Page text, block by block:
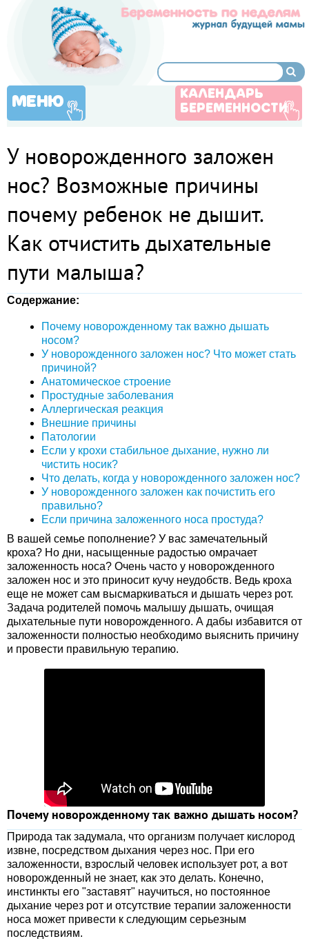
МЕНЮ
КАЛЕНДАРЬ
БЕРЕМЕННОСТИ
У новорожденного заложен
нос? Возможные причины
почему ребенок не дышит.
Как отчистить дыхательные
пути малыша?
Содержание:
Почему новорожденному так важно дышать
носом?
У новорожденного заложен нос? Что может стать
причиной?
Анатомическое строение
Простудные заболевания
Аллергическая реакция
Внешние причины
Патологии
Если у крохи стабильное дыхание, нужно ли
чистить носик?
Что делать, когда у новорожденного заложен нос?
У новорожденного заложен как почистить его
правильно?
Если причина заложенного носа простуда?
В вашей семье пополнение? У вас замечательный
кроха? Но дни, насыщенные радостью омрачает
заложенность носа? Очень часто у новорожденного
заложен нос и это приносит кучу неудобств. Ведь кроха
еще не может сам высмаркиваться и дышать через рот.
Задача родителей помочь малышу дышать, очищая
дыхательные пути новорожденного. А дабы избавится от
заложенности полностью необходимо выяснить причину
и провести правильную терапию.
Почему новорожденному так важно дышать носом?
Природа так задумала, что организм получает кислород
извне, посредством дыхания через нос. При его
заложенности, взрослый человек использует рот, а вот
новорожденный не знает, как это делать. Конечно,
инстинкты его "заставят" научиться, но постоянное
дыхание через рот и отсутствие терапии заложенности
носа может привести к следующим серьезным
последствиям.